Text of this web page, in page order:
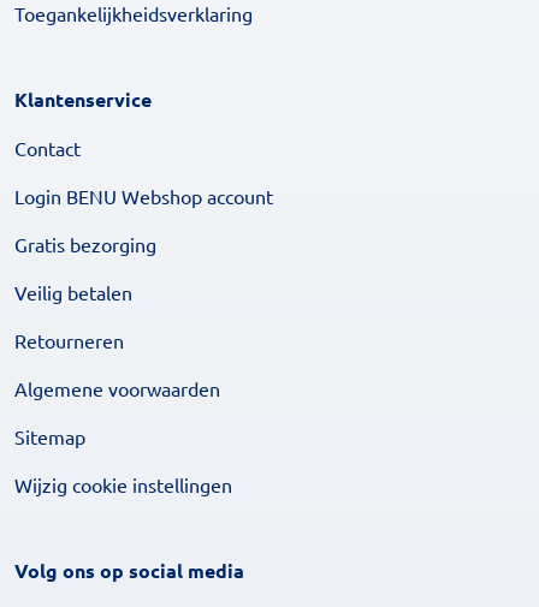
Toegankelijkheidsverklaring
Klantenservice
Contact
Login BENU Webshop account
Gratis bezorging
Veilig betalen
Retourneren
Algemene voorwaarden
Sitemap
Wijzig cookie instellingen
Volg ons op social media